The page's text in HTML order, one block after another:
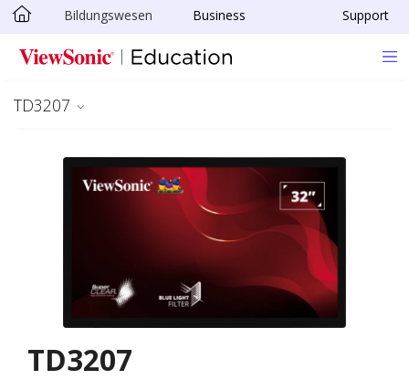
Skip to main content
Bildungswesen Business Support
TD3207
TD3207